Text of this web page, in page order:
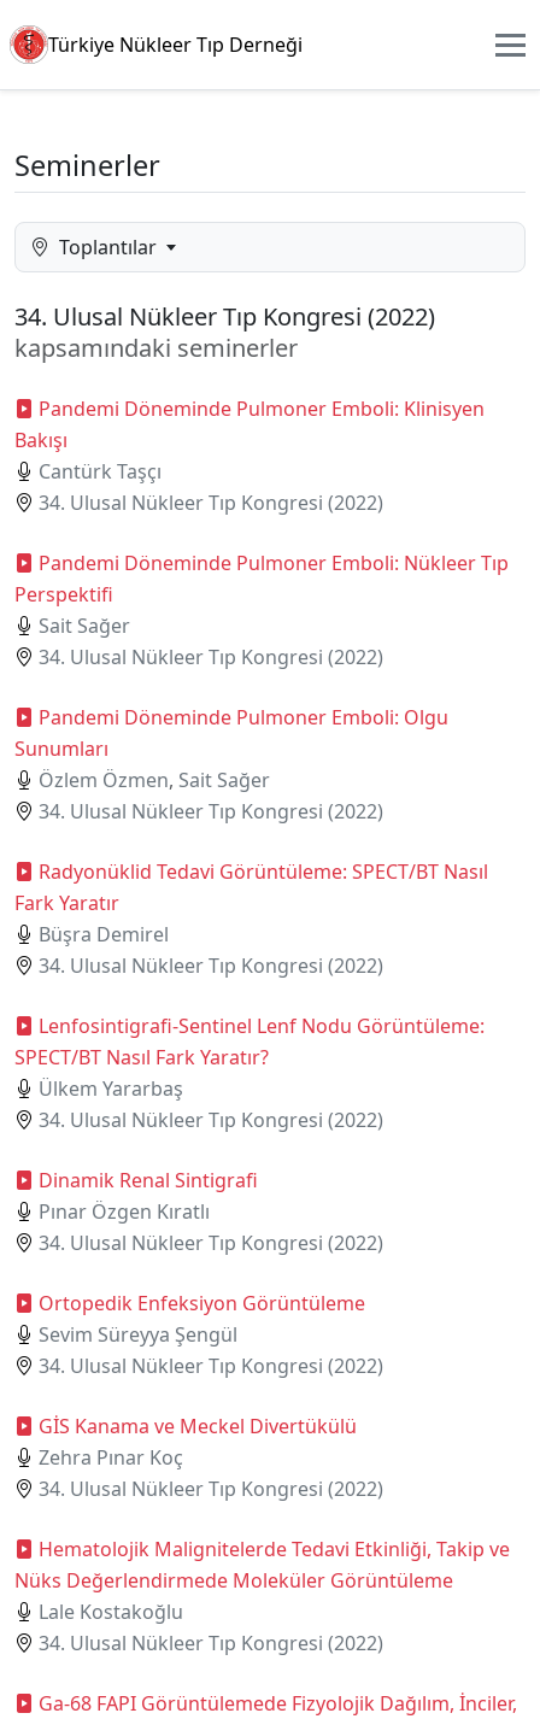
Türkiye Nükleer Tıp Derneği
Seminerler
Toplantılar
34. Ulusal Nükleer Tıp Kongresi (2022)
kapsamındaki seminerler
Pandemi Döneminde Pulmoner Emboli: Klinisyen
Bakışı
Cantürk Taşçı
34. Ulusal Nükleer Tıp Kongresi (2022)
Pandemi Döneminde Pulmoner Emboli: Nükleer Tıp
Perspektifi
Sait Sağer
34. Ulusal Nükleer Tıp Kongresi (2022)
Pandemi Döneminde Pulmoner Emboli: Olgu
Sunumları
Özlem Özmen, Sait Sağer
34. Ulusal Nükleer Tıp Kongresi (2022)
Radyonüklid Tedavi Görüntüleme: SPECT/BT Nasıl
Fark Yaratır
Büşra Demirel
34. Ulusal Nükleer Tıp Kongresi (2022)
Lenfosintigrafi-Sentinel Lenf Nodu Görüntüleme:
SPECT/BT Nasıl Fark Yaratır?
Ülkem Yararbaş
34. Ulusal Nükleer Tıp Kongresi (2022)
Dinamik Renal Sintigrafi
Pınar Özgen Kıratlı
34. Ulusal Nükleer Tıp Kongresi (2022)
Ortopedik Enfeksiyon Görüntüleme
Sevim Süreyya Şengül
34. Ulusal Nükleer Tıp Kongresi (2022)
GİS Kanama ve Meckel Divertükülü
Zehra Pınar Koç
34. Ulusal Nükleer Tıp Kongresi (2022)
Hematolojik Malignitelerde Tedavi Etkinliği, Takip ve
Nüks Değerlendirmede Moleküler Görüntüleme
Lale Kostakoğlu
34. Ulusal Nükleer Tıp Kongresi (2022)
Ga-68 FAPI Görüntülemede Fizyolojik Dağılım, İnciler,